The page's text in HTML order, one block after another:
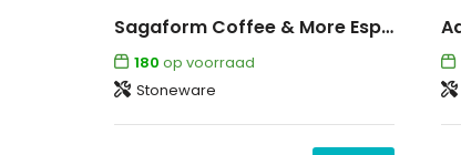
Sagaform Coffee & More Espresso kopjes 4st. 100ml
180 op voorraad
Stoneware